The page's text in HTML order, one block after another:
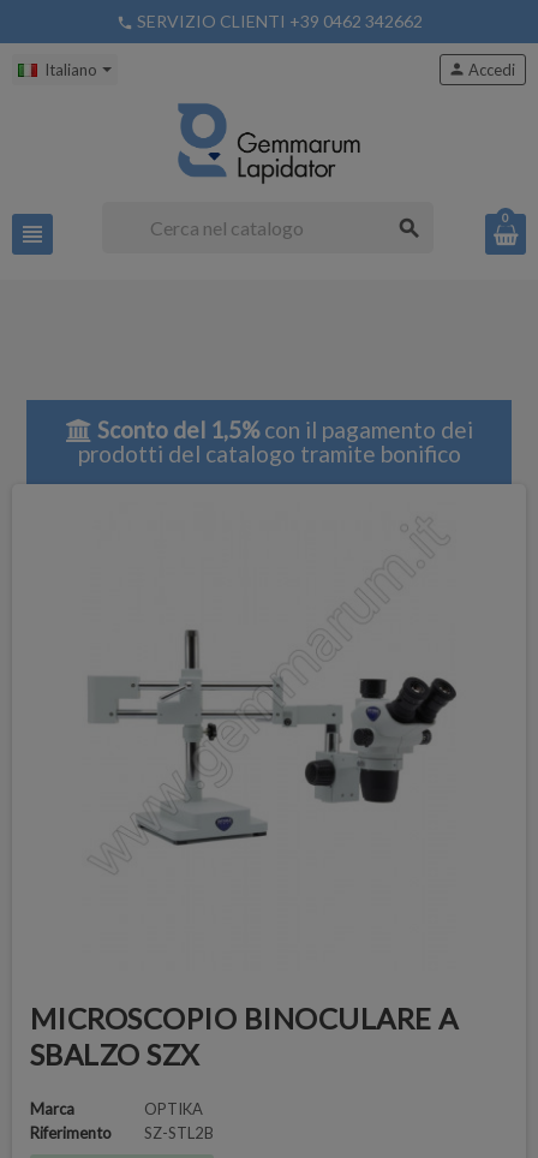
phone SERVIZIO CLIENTI +39 0462 342662
Italiano
view_headline search
person Accedi
0
Sconto del 1,5%con il pagamento dei
prodotti del catalogo tramite bonifico
MICROSCOPIO BINOCULARE A
SBALZO SZX
Marca
OPTIKA
Riferimento
SZ-STL2B